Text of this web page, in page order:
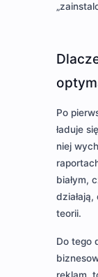
Po
ładuje
niej
białym,
teorii.
Do tego